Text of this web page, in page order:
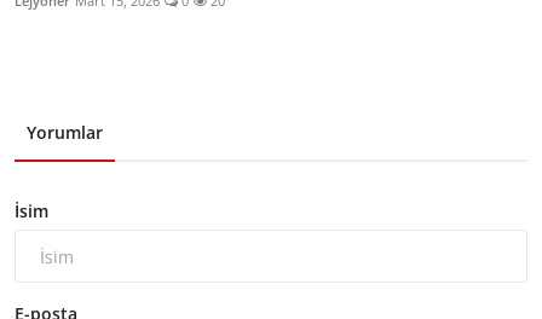
Yorumlar
İsim
E-posta